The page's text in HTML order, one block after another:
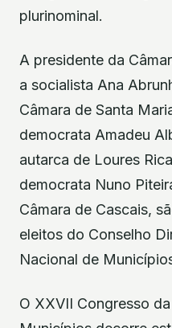
plurinominal.
A presidente da
a socialista Ana
Câmara de Santa
democrata Amadeu
autarca de Loures
democrata Nuno
Câmara de Cascais,
eleitos do Conselho
Nacional de
O XXVII Congresso